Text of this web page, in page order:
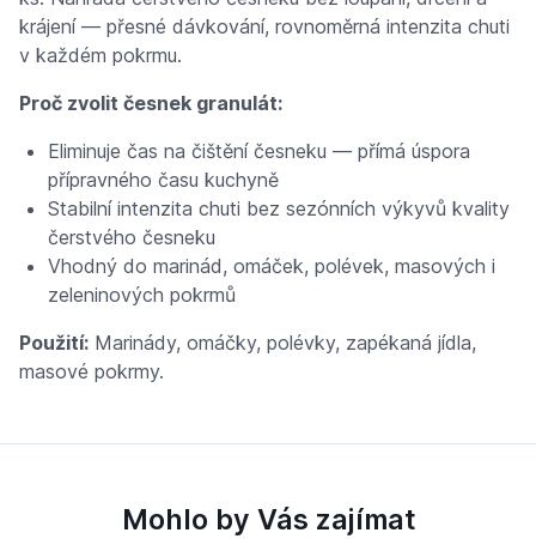
krájení — přesné dávkování, rovnoměrná intenzita chuti
v každém pokrmu.
Proč zvolit česnek granulát:
Eliminuje čas na čištění česneku — přímá úspora
přípravného času kuchyně
Stabilní intenzita chuti bez sezónních výkyvů kvality
čerstvého česneku
Vhodný do marinád, omáček, polévek, masových i
zeleninových pokrmů
Použití: Marinády, omáčky, polévky, zapékaná jídla,
masové pokrmy.
Mohlo by Vás zajímat